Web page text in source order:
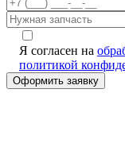
Я согласен на
политикой